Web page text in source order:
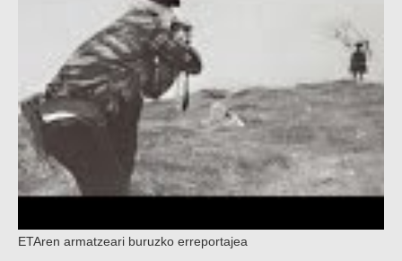
ETAren armatzeari buruzko erreportajea